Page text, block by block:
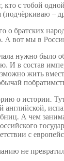
кто с тобой
–
о братских
А вот мы в
нужно было
И в состав
жить
о истории.
английской,
А чем
с
не